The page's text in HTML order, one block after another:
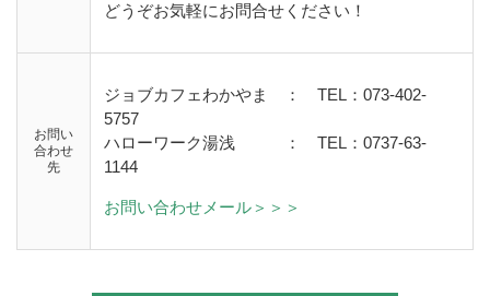
どうぞお気軽にお問合せください！
お問い
合わせ
先
ジョブカフェわかやま ： TEL：073-402-
5757
ハローワーク湯浅
： TEL：0737-63-
1144
お問い合わせメール＞＞＞